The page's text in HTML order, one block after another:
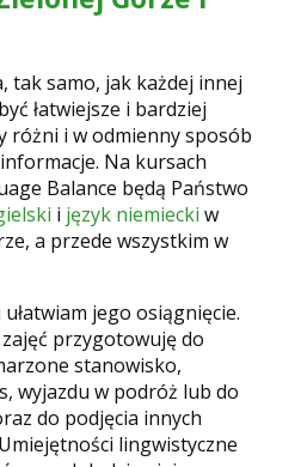
tak samo, jak każdej innej
łatwiejsze i bardziej
różni i w odmienny sposób
Na kursach
Balance będą Państwo
i język niemiecki w
a przede wszystkim w
jego osiągnięcie.
przygotowuję do
stanowisko,
wyjazdu w podróż lub do
do podjęcia innych
lingwistyczne